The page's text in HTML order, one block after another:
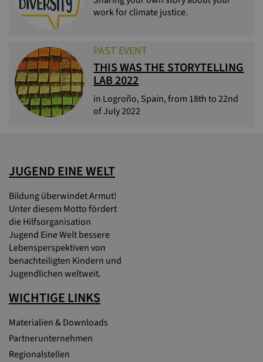
work for climate justice.
PAST EVENT
THIS WAS THE STORYTELLING
LAB 2022
in Logroño, Spain, from 18th to 22nd
of July 2022
JUGEND EINE WELT
Bildung überwindet Armut!
Unter diesem Motto fördert
die Hilfsorganisation
Jugend Eine Welt bessere
Lebensperspektiven von
benachteiligten Kindern und
Jugendlichen weltweit.
WICHTIGE LINKS
Materialien & Downloads
Partnerunternehmen
Regionalstellen